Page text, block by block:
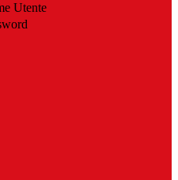
Utente